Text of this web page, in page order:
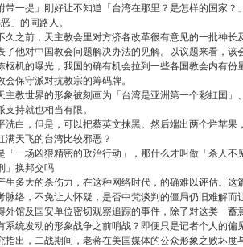
带一提」刚好让不知道「台湾在那里？是怎样的国家？
」的同路人。
久之前，天主教会里对方济各改革很有意见的一批神长
了他对中国教会问题解决办法的见解。以议题来看，该
枢机的曝光，我国的确有机会拉到一些各国教会内有份
保守派对抗教宗的筹码牌。
主教世界的形象被刻画为「台湾是亚洲第一个彩虹国」
持就也相当有限。
洗白，但是，可以把蔡英文抹黑。然后端出两个烂苹果
满天飞的台湾比较邪恶？
「一场凶狠精密的政治行动」，那什么才叫做「杀人不
」换邦交吗
生多大的杀伤力，在这种网络时代，的确难以评估。这
脉络，不免让人怀疑，是否中梵谈判的僵局仍旧难解而
外馆及国安单位密切观察追踪的事件，除了对这类「蓄
系统发动的形象战争之前哨战？即便只是记者个人的偏
指出，二战期间，老蒋在美国媒体的公众形象之败坏度